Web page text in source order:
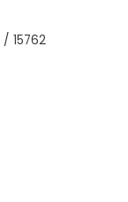
/ 15762